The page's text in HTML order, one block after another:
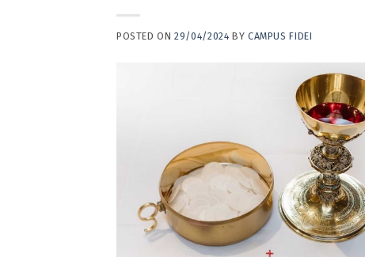
POSTED ON29/04/2024 BY CAMPUS FIDEI